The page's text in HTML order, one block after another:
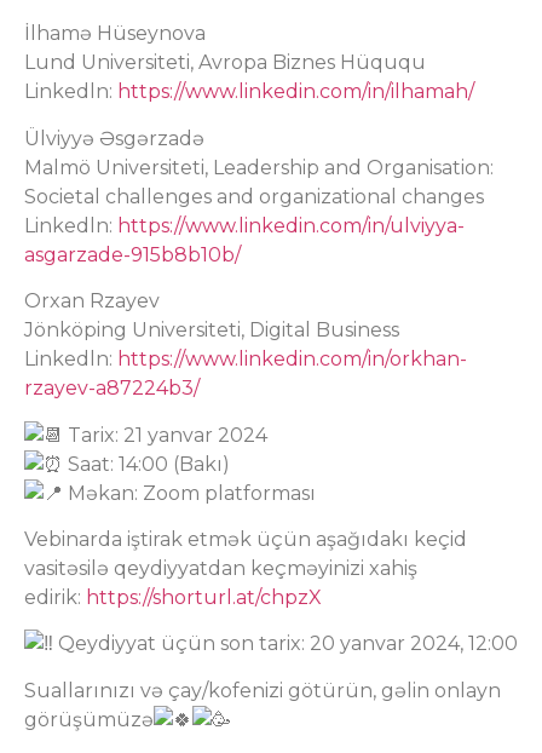
İlhamə Hüseynova
Lund Universiteti, Avropa Biznes Hüququ
Linkedln: https://www.linkedin.com/in/ilhamah/
Ülviyyə Əsgərzadə
Malmö Universiteti, Leadership and Organisation:
Societal challenges and organizational changes
Linkedln: https://www.linkedin.com/in/ulviyya-
asgarzade-915b8b10b/
Orxan Rzayev
Jönköping Universiteti, Digital Business
Linkedln: https://www.linkedin.com/in/orkhan-
rzayev-a87224b3/
Tarix: 21 yanvar 2024
Saat: 14:00 (Bakı)
Məkan: Zoom platforması
Vebinarda iştirak etmək üçün aşağıdakı keçid
vasitəsilə qeydiyyatdan keçməyinizi xahiş
edirik: https://shorturl.at/chpzX
Qeydiyyat üçün son tarix: 20 yanvar 2024, 12:00
Suallarınızı və çay/kofenizi götürün, gəlin onlayn
görüşümüzə